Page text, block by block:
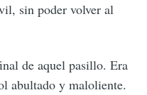
sin poder volver al
de aquel pasillo. Era
abultado y maloliente.